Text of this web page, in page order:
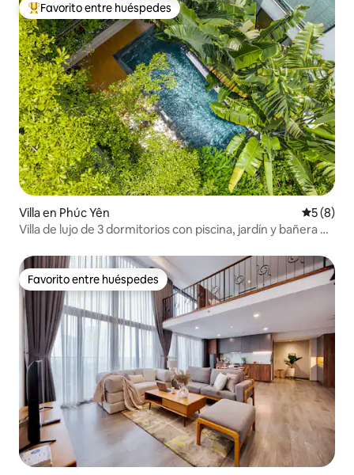
Favorito entre huéspedes preferido
Favorito entre huéspedes
Villa en Phúc Yên
5 (8)
Villa de lujo de 3 dormitorios con piscina, jardín y bañera en
Favorito entre huéspedes
Favorito entre huéspedes